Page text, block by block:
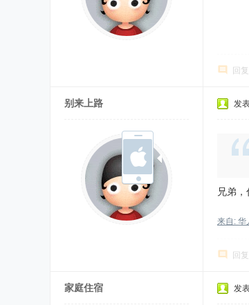
回复
别来上路 发
兄弟
来自: 华
回复
家庭住宿 发